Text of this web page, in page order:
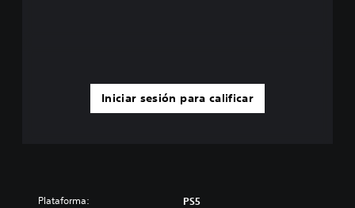
Iniciar sesión para calificar
Plataforma: PS5